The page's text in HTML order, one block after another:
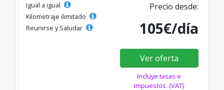
Igual a igual
Kilometraje ilimitado
Reunirse y Saludar
Precio desde:
105€/día
Ver oferta
Incluye tasas e
impuestos. (VAT)